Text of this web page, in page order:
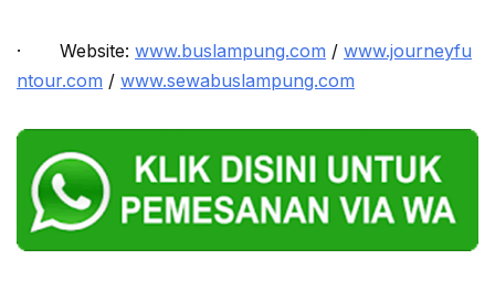
· Website: www.buslampung.com / www.journeyfu
ntour.com / www.sewabuslampung.com